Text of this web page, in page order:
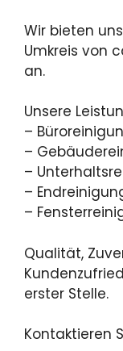
Wir bieten
Umkreis von
an.
Unsere
–
–
–
–
–
Qualität,
erster Stelle.
Kontaktieren